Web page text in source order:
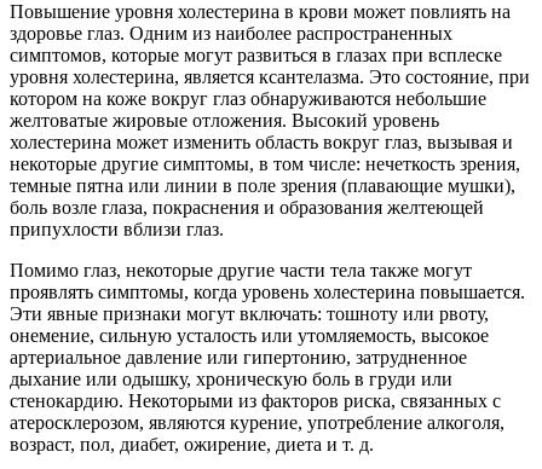
Повышение уровня холестерина в крови может повлиять на
здоровье глаз. Одним из наиболее распространенных
симптомов, которые могут развиться в глазах при всплеске
уровня холестерина, является ксантелазма. Это состояние, при
котором на коже вокруг глаз обнаруживаются небольшие
желтоватые жировые отложения. Высокий уровень
холестерина может изменить область вокруг глаз, вызывая и
некоторые другие симптомы, в том числе: нечеткость зрения,
темные пятна или линии в поле зрения (плавающие мушки),
боль возле глаза, покраснения и образования желтеющей
припухлости вблизи глаз.
Помимо глаз, некоторые другие части тела также могут
проявлять симптомы, когда уровень холестерина повышается.
Эти явные признаки могут включать: тошноту или рвоту,
онемение, сильную усталость или утомляемость, высокое
артериальное давление или гипертонию, затрудненное
дыхание или одышку, хроническую боль в груди или
стенокардию. Некоторыми из факторов риска, связанных с
атеросклерозом, являются курение, употребление алкоголя,
возраст, пол, диабет, ожирение, диета и т. д.